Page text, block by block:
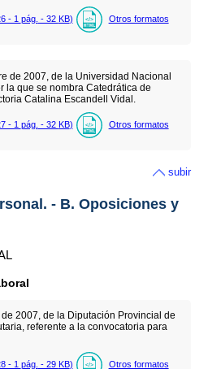
- 1 pág. - 32 KB) Otros formatos
de 2007, de la Universidad Nacional
la que se nombra Catedrática de
Catalina Escandell Vidal.
- 1 pág. - 32 KB) Otros formatos
subir
- B. Oposiciones y
2007, de la Diputación Provincial de
referente a la convocatoria para
- 1 pág. - 29 KB) Otros formatos